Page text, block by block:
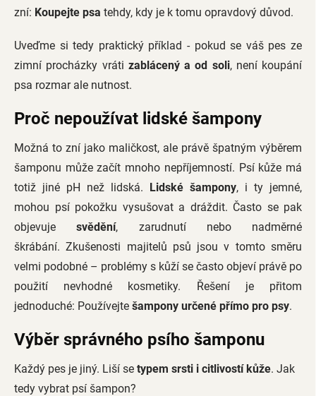
zní: Koupejte psa tehdy, kdy je k tomu opravdový důvod.
Uveďme si tedy praktický příklad - pokud se váš pes ze
zimní procházky vráti zablácený a od soli, není koupání
psa rozmar ale nutnost.
Proč nepoužívat lidské šampony
Možná to zní jako maličkost, ale právě špatným výběrem
šamponu může začít mnoho nepříjemností. Psí kůže má
totiž jiné pH než lidská. Lidské šampony, i ty jemné,
mohou psí pokožku vysušovat a dráždit. Často se pak
objevujesvědění, zarudnutí nebo nadměrné
škrábání. Zkušenosti majitelů psů jsou v tomto směru
velmi podobné – problémy s kůží se často objeví právě po
použití nevhodné kosmetiky. Řešení je přitom
jednoduché: Používejte šampony určené přímo pro psy.
Výběr správného psího šamponu
Každý pes je jiný. Liší se typem srsti i citlivostí kůže. Jak
tedy vybrat psí šampon?